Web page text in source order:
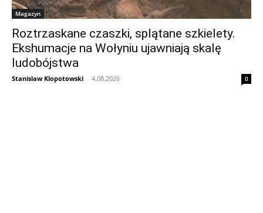
Magazyn
Roztrzaskane czaszki, splątane szkielety.
Ekshumacje na Wołyniu ujawniają skalę
ludobójstwa
Stanislaw Klopotowski - 4.08.2026 0